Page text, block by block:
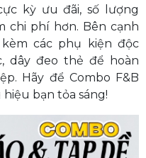
kỳ ưu đãi, số lượng
chi phí hơn. Bên cạnh
các phụ kiện độc
dây đeo thẻ để hoàn
Hãy để Combo F&B
bạn tỏa sáng!